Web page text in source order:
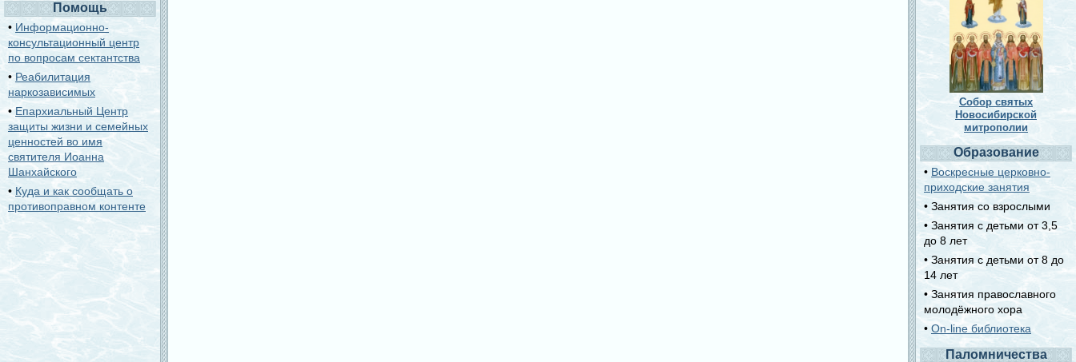
Помощь
• Информационно-
консультационный центр
по вопросам сектантства
•Реабилитация
наркозависимых
•Епархиальный Центр
защиты жизни и семейных
ценностей во имя
святителя Иоанна
Шанхайского
• Куда и как сообщать о
противоправном контенте
Собор святых
Новосибирской
митрополии
Образование
• Воскресные церковно-
приходские занятия
• Занятия со взрослыми
• Занятия с детьми от 3,5
до 8 лет
• Занятия с детьми от 8 до
14 лет
• Занятия православного
молодёжного хора
• On-line библиотека
Паломничества